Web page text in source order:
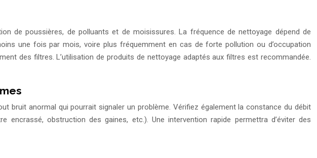
de poussières, de polluants et de moisissures. La fréquence de nettoyage dépend de
une fois par mois, voire plus fréquemment en cas de forte pollution ou d’occupation
des filtres. L’utilisation de produits de nettoyage adaptés aux filtres est recommandée.
bruit anormal qui pourrait signaler un problème. Vérifiez également la constance du débit
obstruction des gaines, etc.). Une intervention rapide permettra d’éviter des